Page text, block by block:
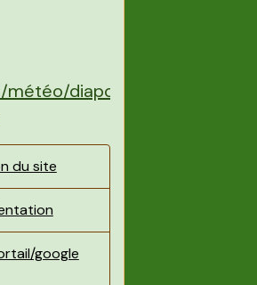
diapos/
du site
google